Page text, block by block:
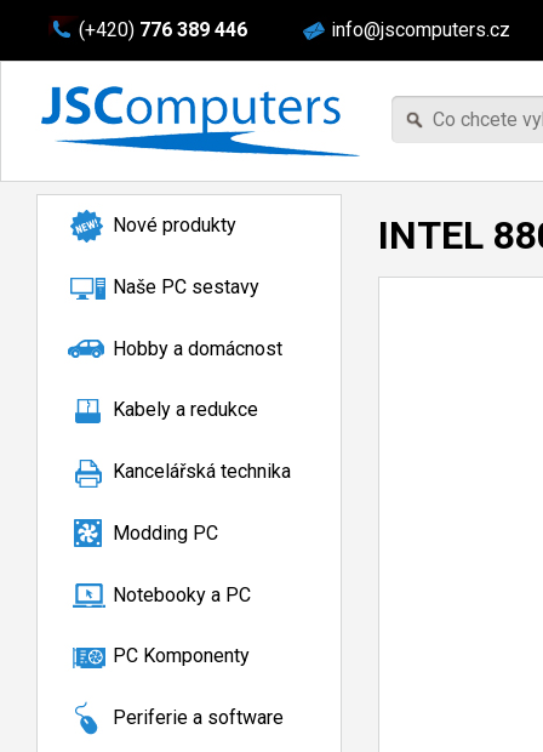
(+420) 776 389 446 info@jscomputers.cz
Nové produkty
Naše PC sestavy
Hobby a domácnost
Kabely a redukce
Kancelářská technika
Modding PC
Notebooky a PC
PC Komponenty
Periferie a software
INTEL